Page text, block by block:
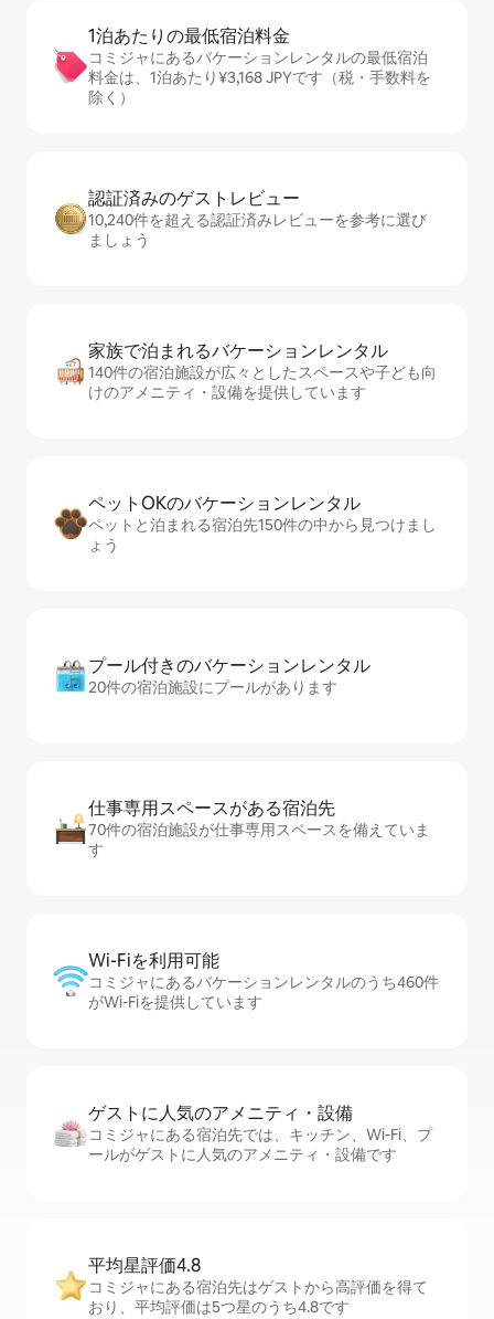
1泊あたりの最⁠低⁠宿⁠泊⁠料⁠金
コミジャにあるバケーションレンタルの最低宿泊
料金は、1泊あたり¥3,168 JPYです（税・手数料を
除く）
認証済みのゲ⁠ス⁠ト⁠レ⁠ビ⁠ュ⁠ー
10,240件を超える認証済みレビューを参考に選び
ましょう
家族で泊まれるバ⁠ケ⁠ー⁠シ⁠ョ⁠ンレ⁠ン⁠タ⁠ル
140件の宿泊施設が広々としたスペースや子ども向
けのアメニティ・設備を提供しています
ペットOKのバ⁠ケ⁠ー⁠シ⁠ョ⁠ンレ⁠ン⁠タ⁠ル
ペットと泊まれる宿泊先150件の中から見つけまし
ょう
プール付きのバ⁠ケ⁠ー⁠シ⁠ョ⁠ンレ⁠ン⁠タ⁠ル
20件の宿泊施設にプールがあります
仕事専用ス⁠ペ⁠ー⁠スがあ⁠る宿⁠泊⁠先
70件の宿泊施設が仕事専用スペースを備えていま
す
Wi-Fiを利⁠用⁠可⁠能
コミジャにあるバケーションレンタルのうち460件
がWi-Fiを提供しています
ゲストに人⁠気⁠のア⁠メ⁠ニ⁠テ⁠ィ・設⁠備
コミジャにある宿泊先では、キッチン、Wi-Fi、プ
ールがゲストに人気のアメニティ・設備です
平均星評価4.8
コミジャにある宿泊先はゲストから高評価を得て
おり、平均評価は5つ星のうち4.8です